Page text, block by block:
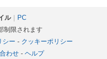
ル｜ PC
制限されます
シー - クッキーポリシー
わせ- ヘルプ